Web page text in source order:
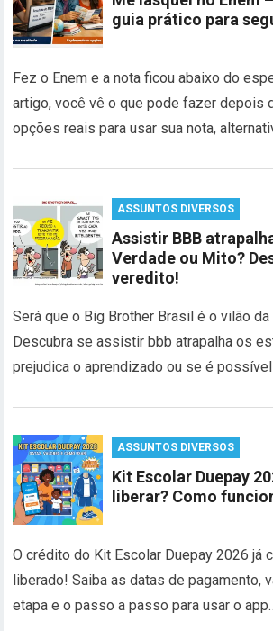
guia prático para
Fez o Enem e a nota ficou abaixo do
artigo, você vê o que pode fazer depois
opções reais para usar sua nota,
ASSUNTOS DIVERSOS
Assistir BBB
Verdade ou Mito?
veredito!
Será que o Big Brother Brasil é o vilão da
Descubra se assistir bbb atrapalha os
prejudica o aprendizado ou se é
ASSUNTOS DIVERSOS
Kit Escolar Duepay
liberar? Como
O crédito do Kit Escolar Duepay 2026 já
liberado! Saiba as datas de pagamento,
etapa e o passo a passo para usar o